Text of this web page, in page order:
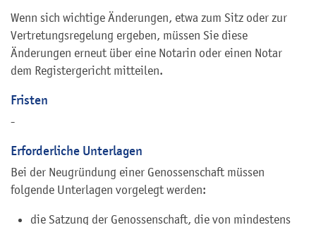
Wenn sich wichtige Änderungen, etwa zum Sitz oder zur
Vertretungsregelung ergeben, müssen Sie diese
Änderungen erneut über eine Notarin oder einen Notar
dem Registergericht mitteilen.
Fristen
-
Erforderliche Unterlagen
Bei der Neugründung einer Genossenschaft müssen
folgende Unterlagen vorgelegt werden:
die Satzung der Genossenschaft, die von mindestens